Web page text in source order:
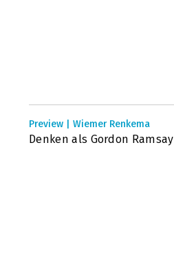
Preview | Wiemer Renkema
Denken als Gordon Ramsay